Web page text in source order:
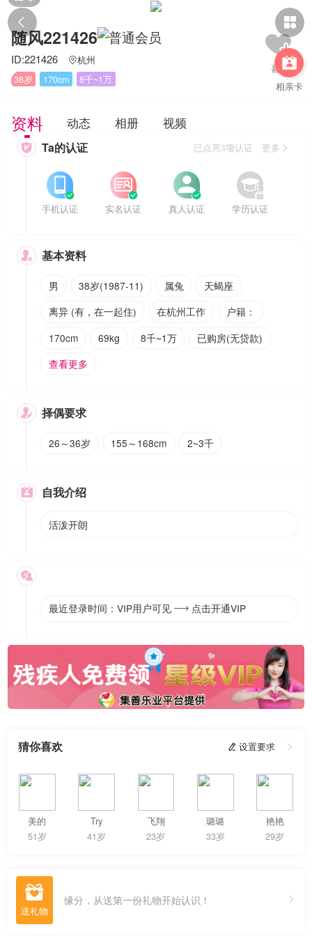
 

相亲卡
随风221426
ID:221426 杭州
38岁
170cm 8千~1万
资料 动态 相册 视频
 Ta的认证 已点亮3项认证 更多


手机认证


实名认证


真人认证


学历认证
 基本资料
男 38岁(1987-11) 属兔
天蝎座
离异 (有，在一起住)
在杭州工作
户籍：
170cm
69kg 8千~1万
已购房(无贷款)
查看更多
 择偶要求
26～36岁 155～168cm 2~3千
 自我介绍
活泼开朗

最近登录时间：VIP用户可见  点击开通VIP
猜你喜欢  设置要求 
美的
51岁
Try
41岁
飞翔
23岁
璐璐
33岁
艳艳
29岁
 缘分，从送第一份礼物开始认识！